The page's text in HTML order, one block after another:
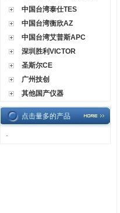
中国台湾泰仕TES
中国台湾衡欣AZ
中国台湾艾普斯APC
深圳胜利VICTOR
圣斯尔CE
广州技创
其他国产仪器
点击量多的产品
·